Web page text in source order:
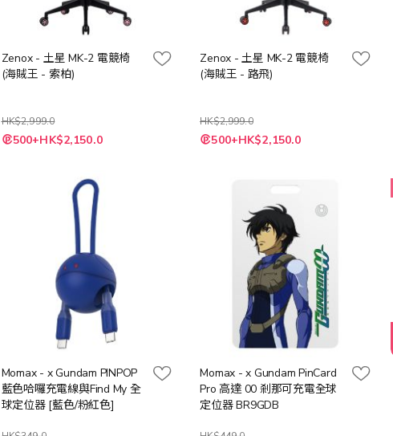
Zenox - 土星 MK-2 電競椅
(海賊王 - 索柏)
HK$2,999.0
特
殊 500+HK$2,150.0
Zenox - 土星 MK-2 電競椅
(海賊王 - 路飛)
HK$2,999.0
特
殊 500+HK$2,150.0
Momax - x Gundam PINPOP
藍色哈囉充電線與Find My 全
球定位器 [藍色/粉紅色]
Momax - x Gundam PinCard
Pro 高達 00 剎那可充電全球
定位器 BR9GDB